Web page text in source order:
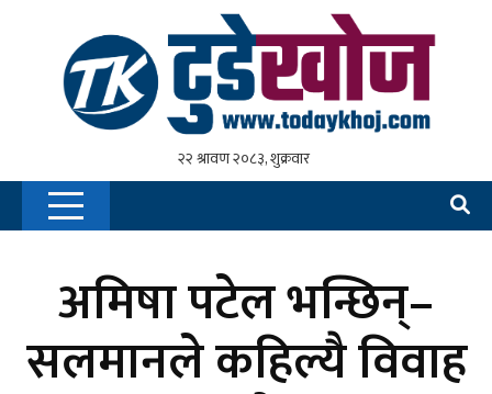
अमिषा पटेल भन्छिन्–
सलमानले कहिल्यै विवाह